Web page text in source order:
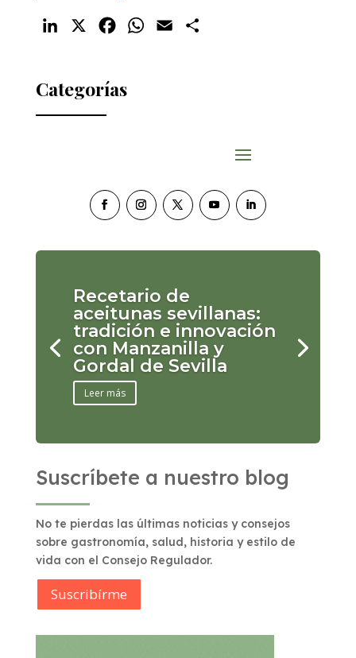
LinkedIn FacebookWhatsApp
Email
Categorías
Recetario de
aceitunas sevillanas:
tradición e innovación
con Manzanilla y
Gordal de Sevilla
Leer más
Suscríbete a nuestro blog
No te pierdas las últimas noticias y consejos
sobre gastronomía, salud, historia y estilo de
vida con el Consejo Regulador.
Suscribírme